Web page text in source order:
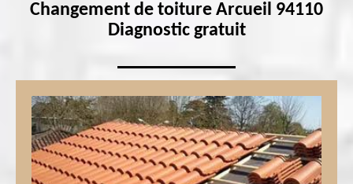
Changement de toiture Arcueil 94110
Diagnostic gratuit